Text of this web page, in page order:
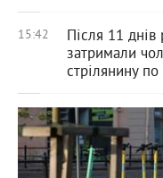
15:42
Після 11 днів
затримали
стрілянину